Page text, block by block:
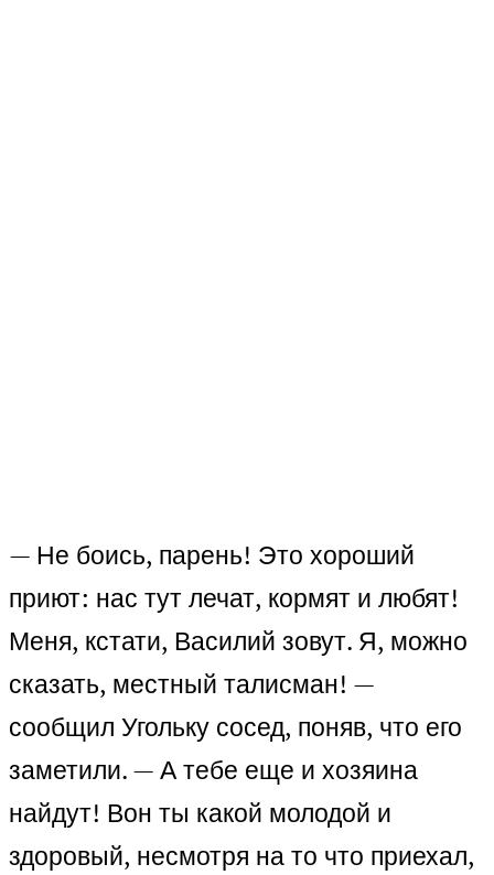
— Не боись, парень! Это хороший
приют: нас тут лечат, кормят и любят!
Меня, кстати, Василий зовут. Я, можно
сказать, местный талисман! —
сообщил Угольку сосед, поняв, что его
заметили. — А тебе еще и хозяина
найдут! Вон ты какой молодой и
здоровый, несмотря на то что приехал,